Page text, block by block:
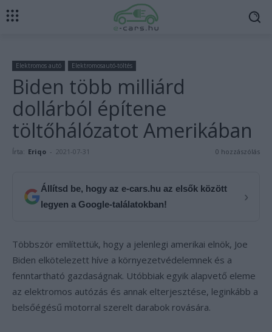
Elektromos autó Elektromosautó-töltés
Biden több milliárd
dollárból építene
töltőhálózatot Amerikában
Írta: Eriqo - 2021-07-31 0 hozzászólás
Állítsd be, hogy az e-cars.hu az elsők között
legyen a Google-találatokban!
›
Többször említettük, hogy a jelenlegi amerikai elnök, Joe
Biden elkötelezett híve a környezetvédelemnek és a
fenntartható gazdaságnak. Utóbbiak egyik alapvető eleme
az elektromos autózás és annak elterjesztése, leginkább a
belsőégésű motorral szerelt darabok rovására.